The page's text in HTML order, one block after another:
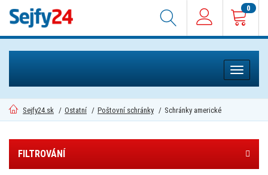
0
Toggle
Sejfy24.sk / Ostatní / Poštovní schránky / Schránky americké
FILTROVÁNÍ